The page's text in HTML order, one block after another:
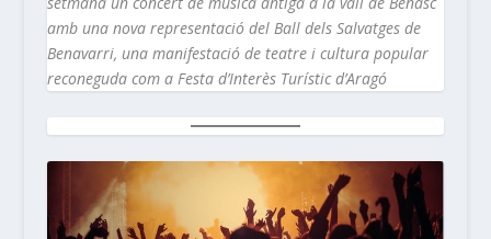
amb una nova representació del Ball dels Salvatges de
Benavarri, una manifestació de teatre i cultura popular
reconeguda com a Festa d’Interès Turístic d’Aragó